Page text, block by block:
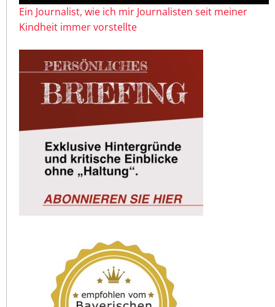
Ein Journalist, wie ich mir Journalisten seit meiner
Kindheit immer vorstellte